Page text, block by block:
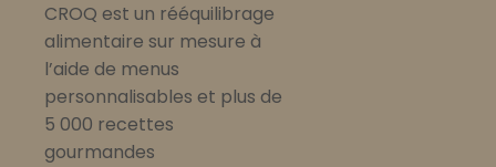
CROQ est un rééquilibrage
alimentaire sur mesure à
l’aide de menus
personnalisables et plus de
5 000 recettes
gourmandes